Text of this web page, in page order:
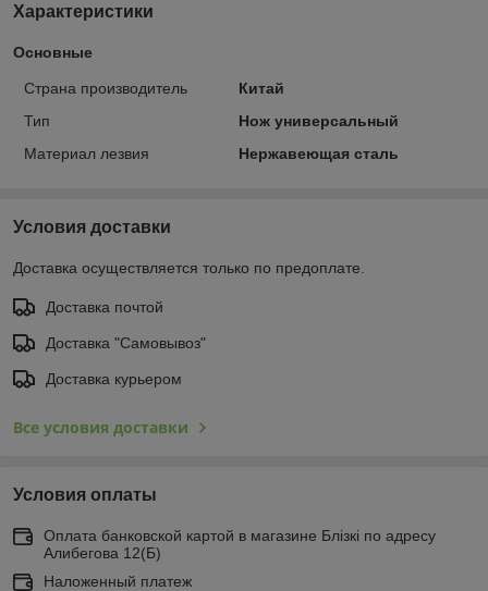
Характеристики
Основные
Страна производитель
Китай
Тип
Нож универсальный
Материал лезвия
Нержавеющая сталь
Условия доставки
Доставка осуществляется только по предоплате.
Доставка почтой
Доставка "Самовывоз"
Доставка курьером
Все условия доставки
Условия оплаты
Оплата банковской картой в магазине Блiзкi по адресу
Алибегова 12(Б)
Наложенный платеж